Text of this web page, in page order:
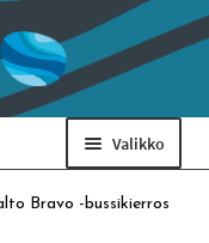
Valikko
Bravo -bussikierros